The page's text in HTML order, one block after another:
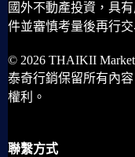
國外不動產投資，具
件並審慎考量後再行交
© 2026 THAIKII
泰奇行銷保留所有內
權利。
聯繫方式